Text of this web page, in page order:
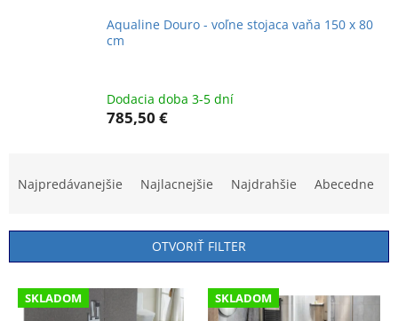
Aqualine Douro - voľne stojaca vaňa 150 x 80
cm
Dodacia doba 3-5 dní
785,50 €
n
i
Najpredávanejšie Najlacnejšie Najdrahšie Abecedne
OTVORIŤ FILTER
V SKLADOM SKLADOM